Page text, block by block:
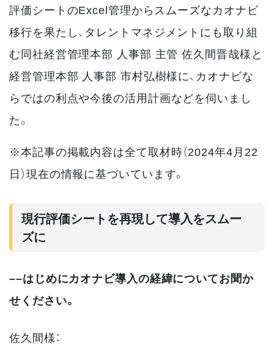
評価シートのExcel管理からスムーズなカオナビ
移行を果たし、タレントマネジメントにも取り組
む同社経営管理本部 人事部 主管 佐久間晋哉様と
経営管理本部 人事部 市村弘樹様に、カオナビな
らではの利点や今後の活用計画などを伺いまし
た。
※本記事の掲載内容は全て取材時（2024年4月22
日）現在の情報に基づいています。
現行評価シートを再現して導入をスムー
ズに
––はじめにカオナビ導入の経緯についてお聞か
せください。
佐久間様：